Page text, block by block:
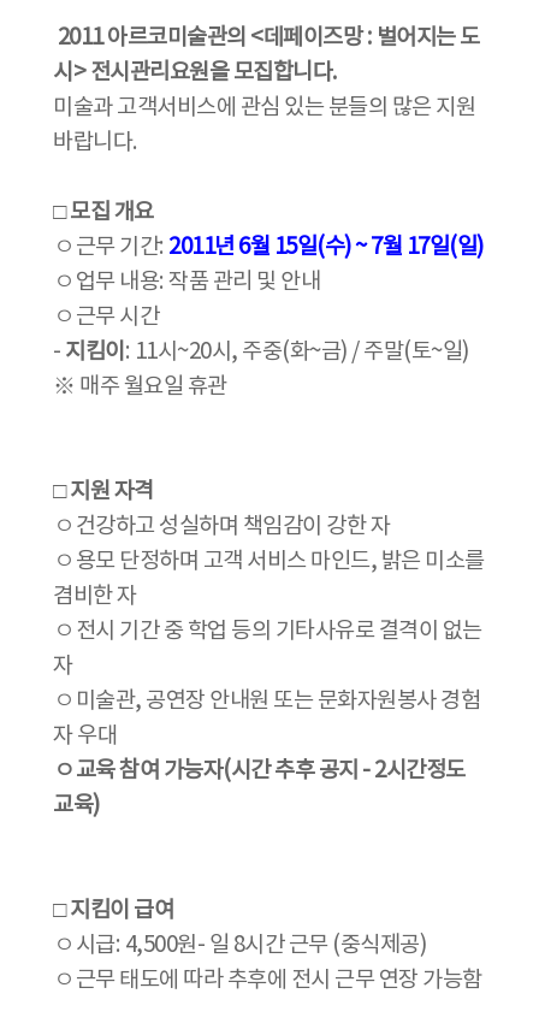
2011 아르코미술관의 <데페이즈망 : 벌어지는 도
시> 전시관리요원을 모집합니다.
미술과 고객서비스에 관심 있는 분들의 많은 지원
바랍니다.
□ 모집 개요
ㅇ근무 기간: 2011년 6월 15일(수) ~ 7월 17일(일)
ㅇ업무 내용: 작품 관리 및 안내
ㅇ근무 시간
- 지킴이 : 11시~20시, 주중(화~금) / 주말(토~일)
※ 매주 월요일 휴관
□ 지원 자격
ㅇ건강하고 성실하며 책임감이 강한 자
ㅇ용모 단정하며 고객 서비스 마인드, 밝은 미소를
겸비한 자
ㅇ전시 기간 중 학업 등의 기타사유로 결격이 없는
자
ㅇ미술관, 공연장 안내원 또는 문화자원봉사 경험
자 우대
ㅇ교육 참여 가능자(시간 추후 공지 - 2시간정도
교육)
□ 지킴이 급여
ㅇ시급: 4,500원- 일 8시간 근무 (중식제공)
ㅇ근무 태도에 따라 추후에 전시 근무 연장 가능함